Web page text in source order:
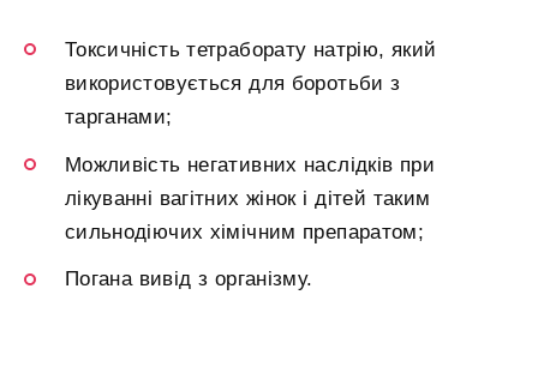
Токсичність тетраборату натрію, який
використовується для боротьби з
тарганами;
Можливість негативних наслідків при
лікуванні вагітних жінок і дітей таким
сильнодіючих хімічним препаратом;
Погана вивід з організму.